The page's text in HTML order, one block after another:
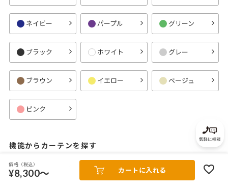
ネイビー パープル グリーン
ブラック ホワイト グレー
ブラウン イエロー ベージュ
ピンク
機能からカーテンを探す
遮光 完全遮光
価格（税込）
¥8,300～ カートに入れる